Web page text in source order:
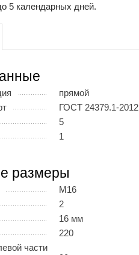
5 календарных дней.
прямой
ГОСТ 24379.1-2012
5
1
размеры
М16
2
16 мм
220
части